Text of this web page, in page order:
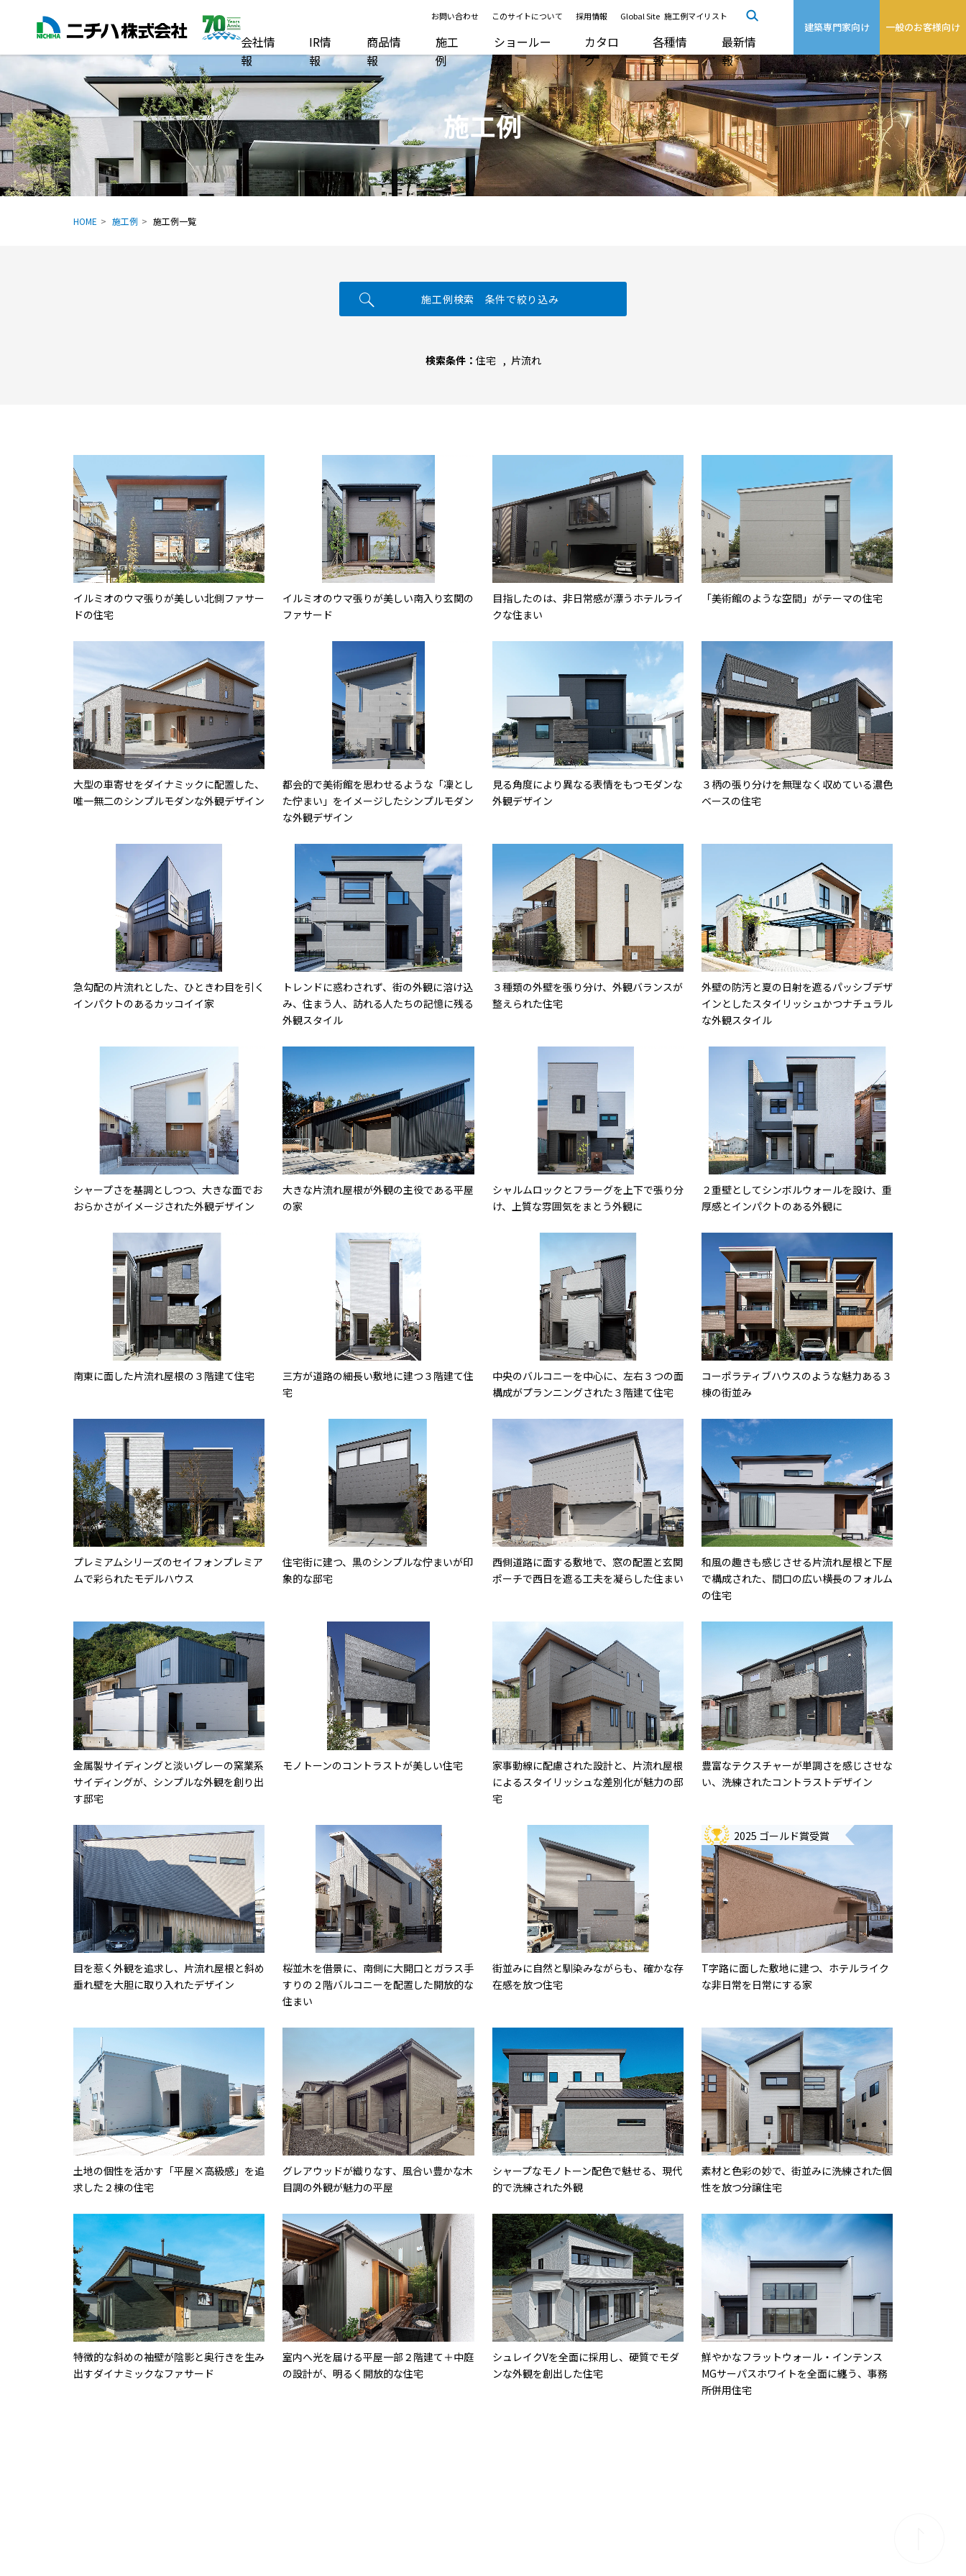
お問い合わせ このサイトについて 採用情報 Global Site 施工例マイリスト
会社情
報
IR情
報
商品情
報
施工
例
ショールー
ム
カタロ
グ
各種情
報
最新情
報
建築専門家向け 一般のお客様向け
施工例
HOME 施工例 施工例一覧
施工例検索 条件で絞り込み
検索条件： 住宅 片流れ
イルミオのウマ張りが美しい北側ファサー
ドの住宅
イルミオのウマ張りが美しい南入り玄関の
ファサード
目指したのは、非日常感が漂うホテルライ
クな住まい
「美術館のような空間」がテーマの住宅
大型の車寄せをダイナミックに配置した、
唯一無二のシンプルモダンな外観デザイン
都会的で美術館を思わせるような「凜とし
た佇まい」をイメージしたシンプルモダン
な外観デザイン
見る角度により異なる表情をもつモダンな
外観デザイン
３柄の張り分けを無理なく収めている濃色
ベースの住宅
急勾配の片流れとした、ひときわ目を引く
インパクトのあるカッコイイ家
トレンドに惑わされず、街の外観に溶け込
み、住まう人、訪れる人たちの記憶に残る
外観スタイル
３種類の外壁を張り分け、外観バランスが
整えられた住宅
外壁の防汚と夏の日射を遮るパッシブデザ
インとしたスタイリッシュかつナチュラル
な外観スタイル
シャープさを基調としつつ、大きな面でお
おらかさがイメージされた外観デザイン
大きな片流れ屋根が外観の主役である平屋
の家
シャルムロックとフラーグを上下で張り分
け、上質な雰囲気をまとう外観に
２重壁としてシンボルウォールを設け、重
厚感とインパクトのある外観に
南東に面した片流れ屋根の３階建て住宅
三方が道路の細長い敷地に建つ３階建て住
宅
中央のバルコニーを中心に、左右３つの面
構成がプランニングされた３階建て住宅
コーポラティブハウスのような魅力ある３
棟の街並み
プレミアムシリーズのセイフォンプレミア
ムで彩られたモデルハウス
住宅街に建つ、黒のシンプルな佇まいが印
象的な邸宅
西側道路に面する敷地で、窓の配置と玄関
ポーチで西日を遮る工夫を凝らした住まい
和風の趣きも感じさせる片流れ屋根と下屋
で構成された、間口の広い横長のフォルム
の住宅
金属製サイディングと淡いグレーの窯業系
サイディングが、シンプルな外観を創り出
す邸宅
モノトーンのコントラストが美しい住宅
家事動線に配慮された設計と、片流れ屋根
によるスタイリッシュな差別化が魅力の邸
宅
豊富なテクスチャーが単調さを感じさせな
い、洗練されたコントラストデザイン
目を惹く外観を追求し、片流れ屋根と斜め
垂れ壁を大胆に取り入れたデザイン
桜並木を借景に、南側に大開口とガラス手
すりの２階バルコニーを配置した開放的な
住まい
街並みに自然と馴染みながらも、確かな存
在感を放つ住宅
2025 ゴールド賞受賞
T字路に面した敷地に建つ、ホテルライク
な非日常を日常にする家
土地の個性を活かす「平屋×高級感」を追
求した２棟の住宅
グレアウッドが織りなす、風合い豊かな木
目調の外観が魅力の平屋
シャープなモノトーン配色で魅せる、現代
的で洗練された外観
素材と色彩の妙で、街並みに洗練された個
性を放つ分譲住宅
特徴的な斜めの袖壁が陰影と奥行きを生み
出すダイナミックなファサード
室内へ光を届ける平屋一部２階建て＋中庭
の設計が、明るく開放的な住宅
シュレイクVを全面に採用し、硬質でモダ
ンな外観を創出した住宅
鮮やかなフラットウォール・インテンス
MGサーパスホワイトを全面に纏う、事務
所併用住宅